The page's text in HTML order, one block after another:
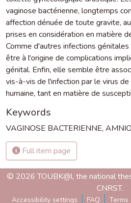
vaginose bactérienne, longtemps
affection dénuée de toute gravite,
prises en considération en matière
Comme d'autres infections
être à l'origine de complications
génital. Enfin, elle semble être
vis-à-vis de l'infection par le virus de
humaine, tant en matière de
Keywords
VAGINOSE BACTERIENNE,
Full item page
© 2026 TOUBK@l, the national
CNRST.
Accessibility settings FAQ Terms